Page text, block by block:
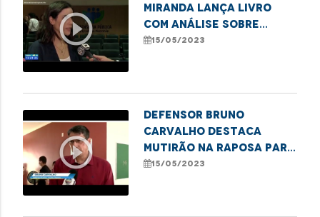
play_circle_outline
Miranda lança livro
com análise sobre
mortes no Complexo
15/05/2023
play_circle_outline
Defensor Bruno
Carvalho destaca
mutirão na Raposa para
regularização de
15/05/2023